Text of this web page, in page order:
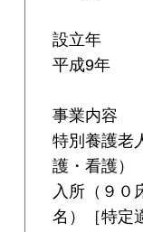
設立年
平成9年
事業内容
特別養護老
護・看護）
入所（９０
名）［特定